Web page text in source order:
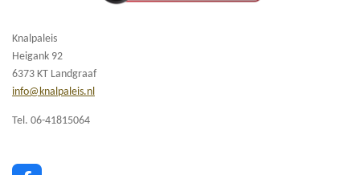
Knalpaleis
Heigank 92
6373 KT Landgraaf
info@knalpaleis.nl
Tel. 06-41815064